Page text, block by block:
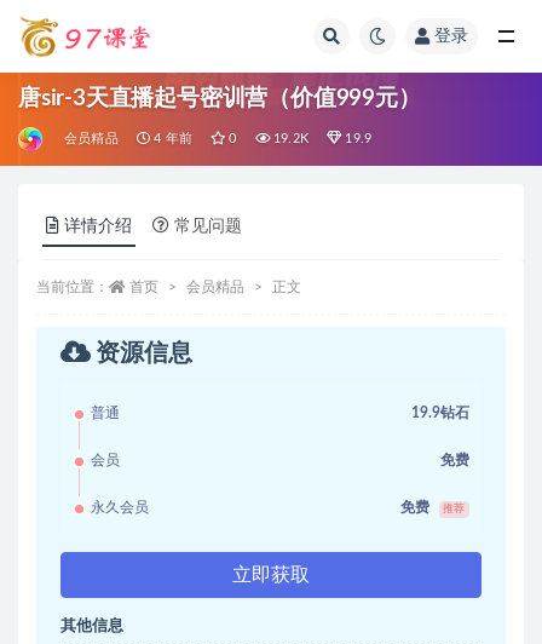
登录
唐sir-3天直播起号密训营（价值999元）
会员精品 4 年前 0 19.2K 19.9
详情介绍 常见问题
当前位置： 首页 会员精品 正文
资源信息
普通 19.9钻石
会员 免费
永久会员 免费 推荐
立即获取
其他信息